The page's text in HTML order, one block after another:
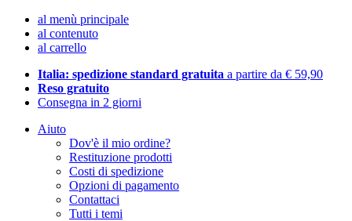
al menù principale
al contenuto
al carrello
Italia: spedizione standard gratuita a partire da € 59,90
Reso gratuito
Consegna in 2 giorni
Aiuto
Dov'è il mio ordine?
Restituzione prodotti
Costi di spedizione
Opzioni di pagamento
Contattaci
Tutti i temi